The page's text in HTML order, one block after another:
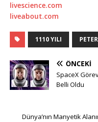
livescience.com
liveabout.com
1110 YILI
ÖNCEKI
SpaceX
Belli Oldu
Dünya’nın Manyetik